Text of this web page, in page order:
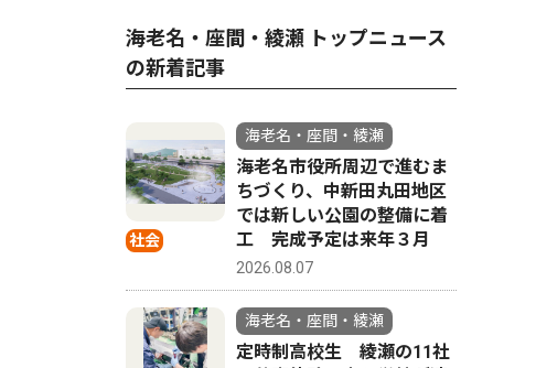
海老名・座間・綾瀬 トップニュース
の新着記事
社会
海老名・座間・綾瀬
海老名市役所周辺で進むま
ちづくり、中新田丸田地区
では新しい公園の整備に着
工 完成予定は来年３月
2026.08.07
海老名・座間・綾瀬
定時制高校生 綾瀬の11社